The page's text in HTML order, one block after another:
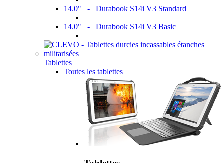
14.0" - Durabook S14i V3 Standard
14.0" - Durabook S14i V3 Basic
Tablettes
Toutes les tablettes